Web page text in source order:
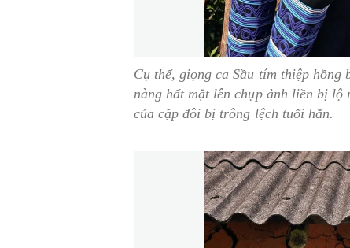
Cụ thể, giọng ca Sầu tím thiệp
nàng hất mặt lên chụp ảnh liền bị
của cặp đôi bị trông lệch tuổi hẳn.